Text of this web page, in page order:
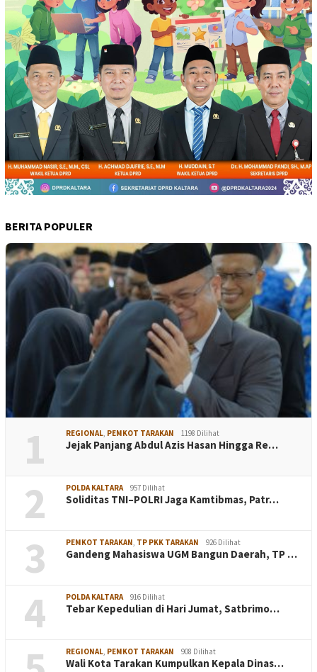
BERITA POPULER
1 REGIONAL, PEMKOT TARAKAN 1198 Dilihat
Jejak Panjang Abdul Azis Hasan Hingga Re…
2 POLDA KALTARA 957 Dilihat
Soliditas TNI–POLRI Jaga Kamtibmas, Patr…
3 PEMKOT TARAKAN, TP PKK TARAKAN 926 Dilihat
Gandeng Mahasiswa UGM Bangun Daerah, TP …
4 POLDA KALTARA 916 Dilihat
Tebar Kepedulian di Hari Jumat, Satbrimo…
REGIONAL, PEMKOT TARAKAN 908 Dilihat
Wali Kota Tarakan Kumpulkan Kepala Dinas…